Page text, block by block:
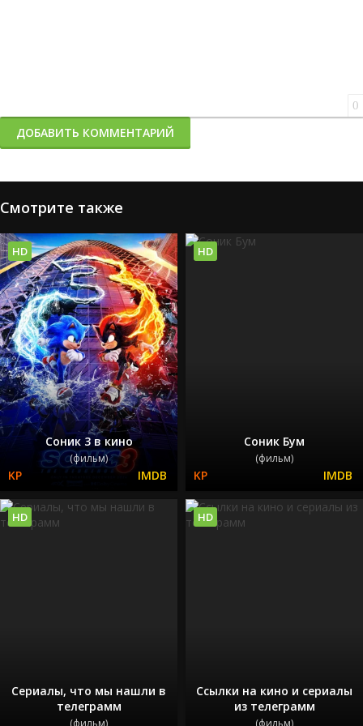
0
ДОБАВИТЬ КОММЕНТАРИЙ
Смотрите также
Соник 3 в кино
(фильм)
HD
Соник Бум
(фильм)
HD
Сериалы, что мы нашли в
телеграмм
(фильм)
HD
Ссылки на кино и сериалы
из телеграмм
(фильм)
HD